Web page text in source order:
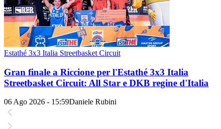
Estathé 3x3 Italia Streetbasket Circuit
Gran finale a Riccione per l'Estathé 3x3 Italia
Streetbasket Circuit: All Star e DKB regine d'Italia
06 Ago 2026 - 15:59Daniele Rubini